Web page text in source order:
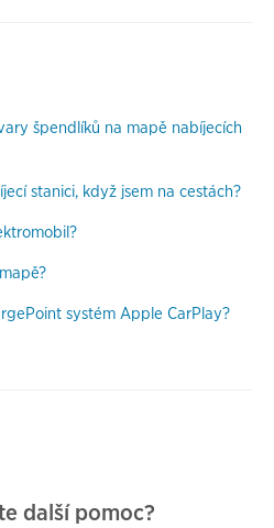
špendlíků na mapě nabíjecích
stanici, když jsem na cestách?
systém Apple CarPlay?
další pomoc?